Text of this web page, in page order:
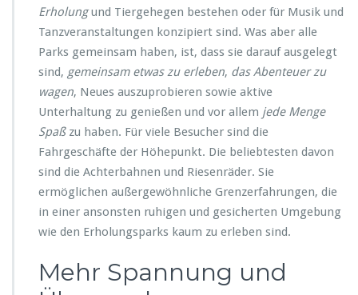
Erholungund Tiergehegen bestehen oder für Musik und
Tanzveranstaltungen konzipiert sind. Was aber alle
Parks gemeinsam haben, ist, dass sie darauf ausgelegt
sind, gemeinsam etwas zu erleben, das Abenteuer zu
wagen, Neues auszuprobieren sowie aktive
Unterhaltung zu genießen und vor allem jede Menge
Spaßzu haben. Für viele Besucher sind die
Fahrgeschäfte der Höhepunkt. Die beliebtesten davon
sind die Achterbahnen und Riesenräder. Sie
ermöglichen außergewöhnliche Grenzerfahrungen, die
in einer ansonsten ruhigen und gesicherten Umgebung
wie den Erholungsparks kaum zu erleben sind.
Mehr Spannung und